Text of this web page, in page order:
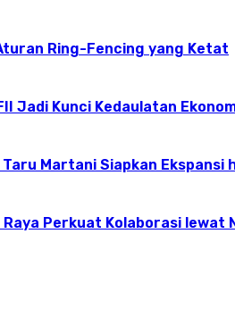
Ring-Fencing yang Ketat
Jadi Kunci Kedaulatan
Martani Siapkan
Perkuat Kolaborasi lewat